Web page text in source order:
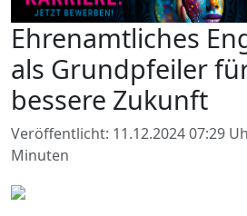
Ehrenamtliches
als Grundpfeiler
bessere Zukunft
Veröffentlicht: 11.12.2024 07:29
Minuten